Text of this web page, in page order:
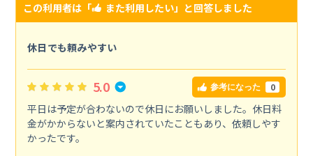
この利用者は「 また利用したい」と回答しました
休日でも頼みやすい
5.0 参考になった 0
平日は予定が合わないので休日にお願いしました。休日料
金がかからないと案内されていたこともあり、依頼しやす
かったです。